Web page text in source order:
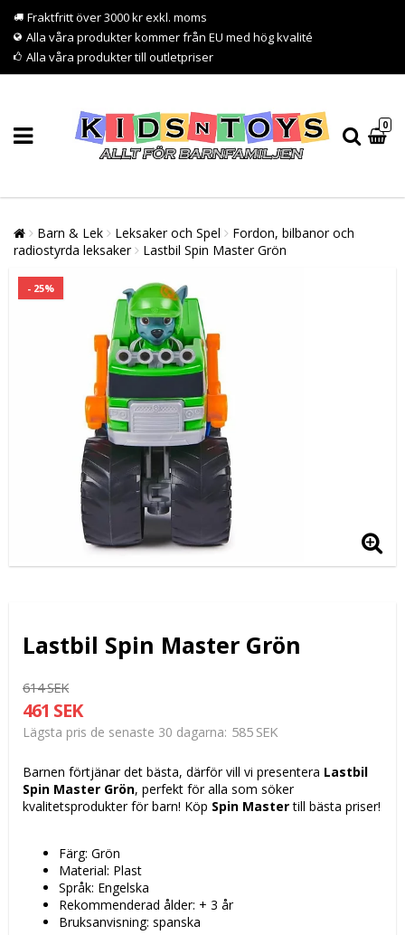
Fraktfritt över 3000 kr exkl. moms
Alla våra produkter kommer från EU med hög kvalité
Alla våra produkter till outletpriser
0
Barn & Lek Leksaker och Spel
Fordon, bilbanor och
radiostyrda leksaker
Lastbil Spin Master Grön
- 25%
Lastbil Spin Master Grön
614 SEK
461 SEK
Lägsta pris de senaste 30 dagarna 585 SEK
Barnen förtjänar det bästa, därför vill vi presentera Lastbil
Spin Master Grön, perfekt för alla som söker
kvalitetsprodukter för barn! Köp Spin Mastertill bästa priser!
Färg: Grön
Material: Plast
Språk: Engelska
Rekommenderad ålder: + 3 år
Bruksanvisning: spanska